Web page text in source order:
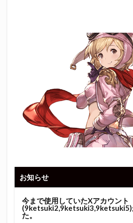
お知らせ
今まで使用していたXアカウント
(9ketsuki2,9ketsuki3,9ketsuki5)
た。